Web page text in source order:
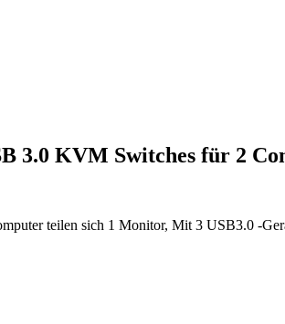
3.0 KVM Switches für 2
teilen sich 1 Monitor, Mit 3 USB3.0 -